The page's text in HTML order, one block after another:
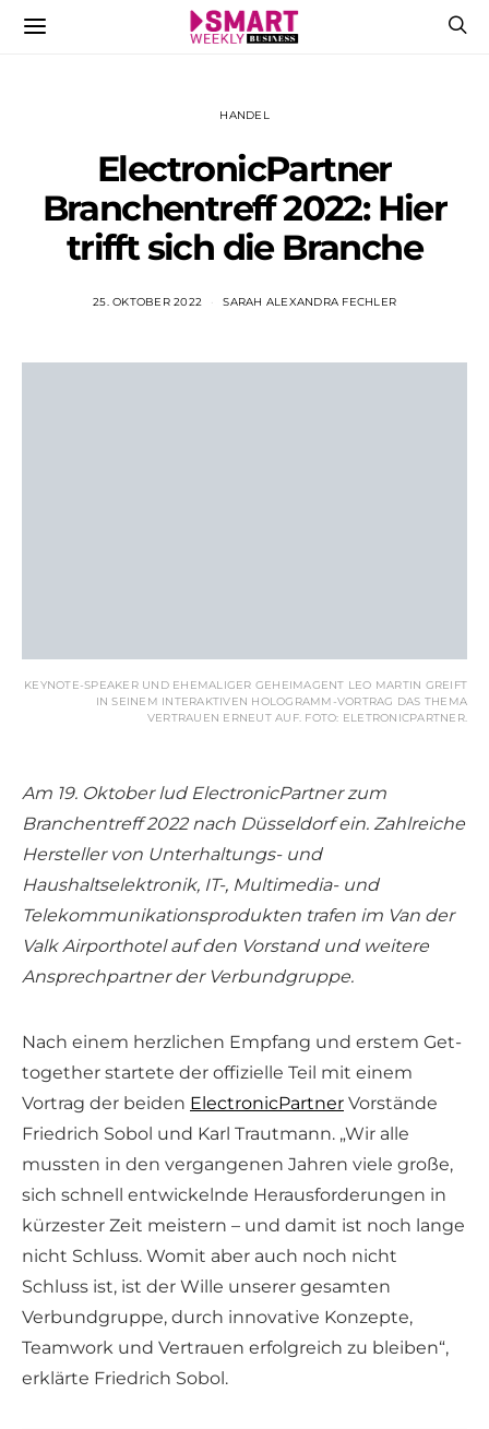
HANDEL
ElectronicPartner
Branchentreff 2022: Hier
trifft sich die Branche
25. OKTOBER 2022 SARAH ALEXANDRA FECHLER
KEYNOTE-SPEAKER UND EHEMALIGER GEHEIMAGENT LEO MARTIN GREIFT
IN SEINEM INTERAKTIVEN HOLOGRAMM-VORTRAG DAS THEMA
VERTRAUEN ERNEUT AUF. FOTO: ELETRONICPARTNER.
Am 19. Oktober lud ElectronicPartner zum
Branchentreff 2022 nach Düsseldorf ein. Zahlreiche
Hersteller von Unterhaltungs- und
Haushaltselektronik, IT-, Multimedia- und
Telekommunikationsprodukten trafen im Van der
Valk Airporthotel auf den Vorstand und weitere
Ansprechpartner der Verbundgruppe.
Nach einem herzlichen Empfang und erstem Get-
together startete der offizielle Teil mit einem
Vortrag der beiden ElectronicPartner Vorstände
Friedrich Sobol und Karl Trautmann. „Wir alle
mussten in den vergangenen Jahren viele große,
sich schnell entwickelnde Herausforderungen in
kürzester Zeit meistern – und damit ist noch lange
nicht Schluss. Womit aber auch noch nicht
Schluss ist, ist der Wille unserer gesamten
Verbundgruppe, durch innovative Konzepte,
Teamwork und Vertrauen erfolgreich zu bleiben“,
erklärte Friedrich Sobol.